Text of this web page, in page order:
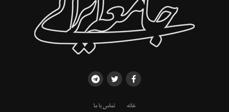
خانه تماس با ما